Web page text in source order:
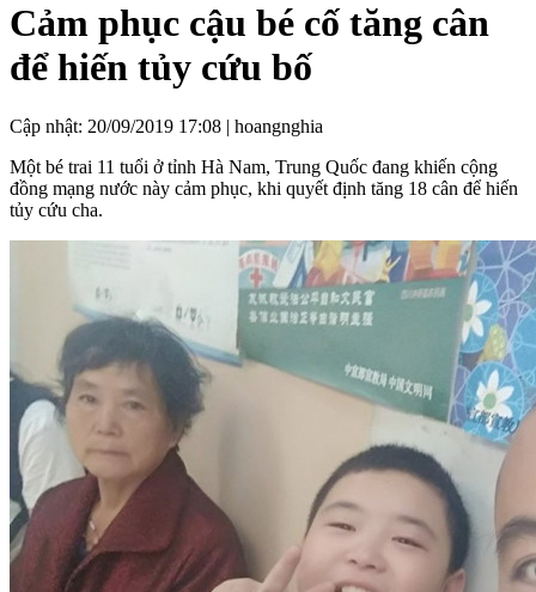
Cảm phục cậu bé cố tăng cân
để hiến tủy cứu bố
Cập nhật: 20/09/2019 17:08 | hoangnghia
Một bé trai 11 tuổi ở tỉnh Hà Nam, Trung Quốc đang khiến cộng
đồng mạng nước này cảm phục, khi quyết định tăng 18 cân để hiến
tủy cứu cha.